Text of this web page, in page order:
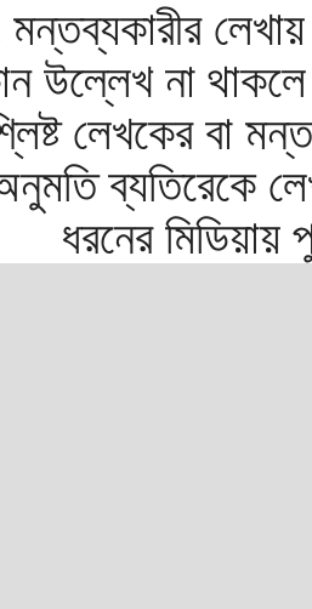
উল্লেখ না
লেখকের বা
ব্যতিরেকে
ধরনের মিডিয়ায়